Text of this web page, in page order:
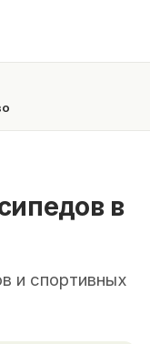
в
и спортивных